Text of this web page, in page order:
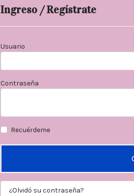
Ingreso / Regístrate
Usuario
Contraseña
Recuérdeme
¿Olvidó su contraseña?